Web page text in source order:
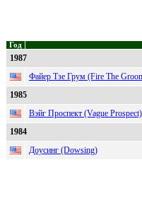
Год
1987
Файер Тзе Грум (Fire The
1985
Вэйг Проспект (Vague Prospect)
1984
Доусинг (Dowsing)